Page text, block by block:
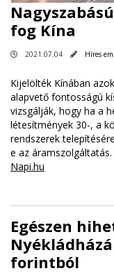
fog Kína
2021.07.04 Híres
Kijelölték Kínában
alapvető fontosságú
vizsgálják, hogy ha a
létesítmények 30-, a
rendszerek
e az
Napi.hu
Egészen
forintból